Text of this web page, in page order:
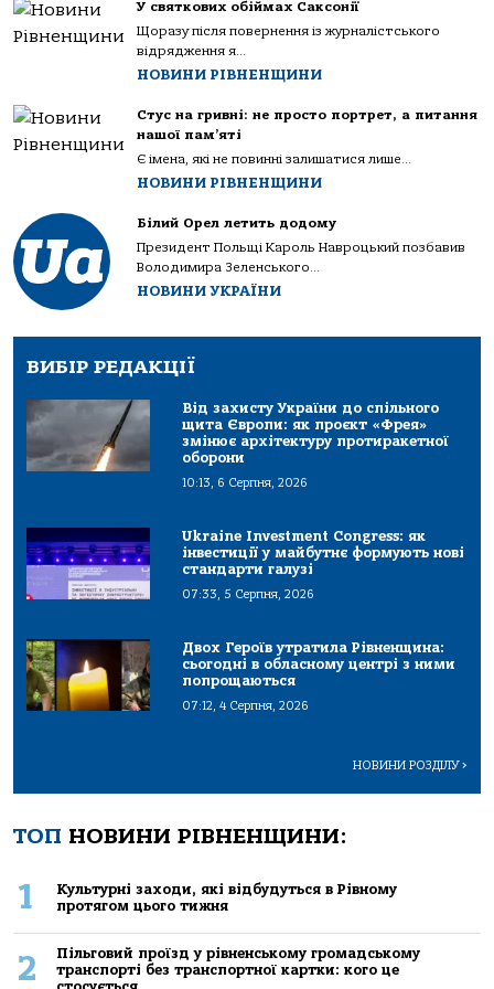
У святкових обіймах Саксонії
Щоразу після повернення із журналістського
відрядження я...
НОВИНИ РІВНЕНЩИНИ
Стус на гривні: не просто портрет, а питання
нашої пам’яті
Є імена, які не повинні залишатися лише...
НОВИНИ РІВНЕНЩИНИ
Білий Орел летить додому
Президент Польщі Кароль Навроцький позбавив
Володимира Зеленського...
НОВИНИ УКРАЇНИ
ВИБІР РЕДАКЦІЇ
Від захисту України до спільного
щита Європи: як проєкт «Фрея»
змінює архітектуру протиракетної
оборони
10:13, 6 Серпня, 2026
Ukraine Investment Congress: як
інвестиції у майбутнє формують нові
стандарти галузі
07:33, 5 Серпня, 2026
Двох Героїв утратила Рівненщина:
сьогодні в обласному центрі з ними
попрощаються
07:12, 4 Серпня, 2026
НОВИНИ РОЗДІЛУ>
ТОП НОВИНИ РІВНЕНЩИНИ:
1
Культурні заходи, які відбудуться в Рівному
протягом цього тижня
2
Пільговий проїзд у рівненському громадському
транспорті без транспортної картки: кого це